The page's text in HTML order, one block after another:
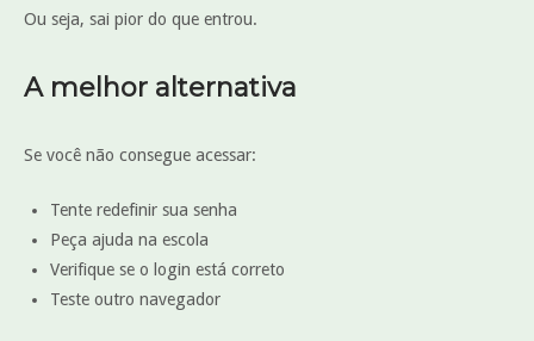
Ou seja, sai pior do que entrou.
A melhor alternativa
Se você não consegue acessar:
Tente redefinir sua senha
Peça ajuda na escola
Verifique se o login está correto
Teste outro navegador